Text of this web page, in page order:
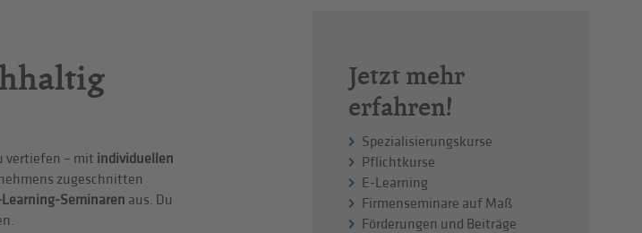
vertiefen – mit individuellen
zugeschnitten
Seminaren aus. Du
Jetzt mehr
erfahren!
Spezialisierungskurse
Pflichtkurse
E-Learning
Firmenseminare auf Maß
Förderungen und Beiträge